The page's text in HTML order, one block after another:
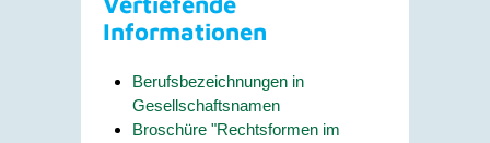
Informationen
Berufsbezeichnungen in
Gesellschaftsnamen
Broschüre "Rechtsformen im